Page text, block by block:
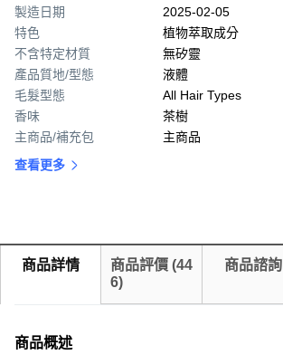
製造日期
2025-02-05
特色
植物萃取成分
不含特定材質
無矽靈
產品質地/型態
液體
毛髮型態
All Hair Types
香味
茶樹
主商品/補充包
主商品
查看更多
商品詳情 商品評價 (44
6)
商品諮詢
商品概述